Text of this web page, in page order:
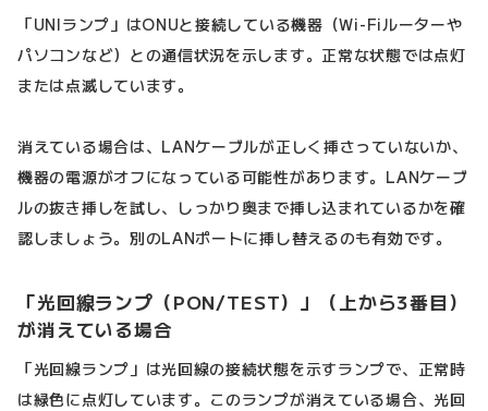
「UNIランプ」はONUと接続している機器（Wi-Fiルーターや
パソコンなど）との通信状況を示します。正常な状態では点灯
または点滅しています。
消えている場合は、LANケーブルが正しく挿さっていないか、
機器の電源がオフになっている可能性があります。LANケーブ
ルの抜き挿しを試し、しっかり奥まで挿し込まれているかを確
認しましょう。別のLANポートに挿し替えるのも有効です。
「光回線ランプ（PON/TEST）」（上から3番目）
が消えている場合
「光回線ランプ」は光回線の接続状態を示すランプで、正常時
は緑色に点灯しています。このランプが消えている場合、光回